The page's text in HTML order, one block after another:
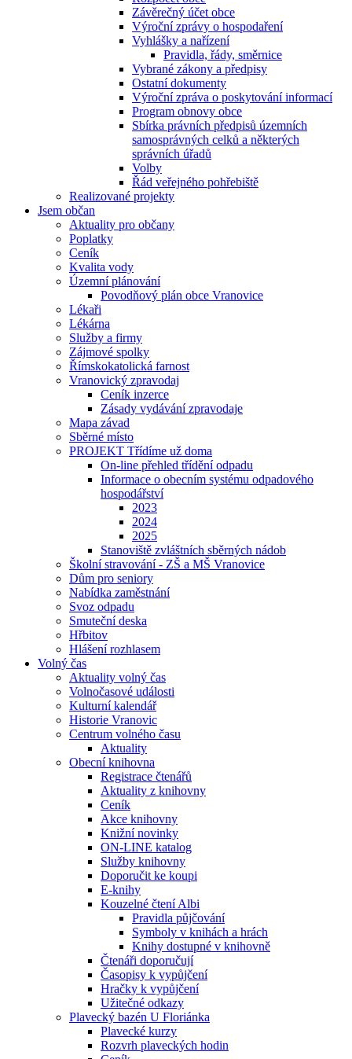
Závěrečný účet obce
Výroční zprávy o hospodaření
Vyhlášky a nařízení
Pravidla, řády, směrnice
Vybrané zákony a předpisy
Ostatní dokumenty
Výroční zpráva o poskytování informací
Program obnovy obce
Sbírka právních předpisů územních
samosprávných celků a některých
správních úřadů
Volby
Řád veřejného pohřebiště
Realizované projekty
Jsem občan
Aktuality pro občany
Poplatky
Ceník
Kvalita vody
Územní plánování
Povodňový plán obce Vranovice
Lékaři
Lékárna
Služby a firmy
Zájmové spolky
Římskokatolická farnost
Vranovický zpravodaj
Ceník inzerce
Zásady vydávání zpravodaje
Mapa závad
Sběrné místo
PROJEKT Třídíme už doma
On-line přehled třídění odpadu
Informace o obecním systému odpadového
hospodářství
2023
2024
2025
Stanoviště zvláštních sběrných nádob
Školní stravování - ZŠ a MŠ Vranovice
Dům pro seniory
Nabídka zaměstnání
Svoz odpadu
Smuteční deska
Hřbitov
Hlášení rozhlasem
Volný čas
Aktuality volný čas
Volnočasové události
Kulturní kalendář
Historie Vranovic
Centrum volného času
Aktuality
Obecní knihovna
Registrace čtenářů
Aktuality z knihovny
Ceník
Akce knihovny
Knižní novinky
ON-LINE katalog
Služby knihovny
Doporučit ke koupi
E-knihy
Kouzelné čtení Albi
Pravidla půjčování
Symboly v knihách a hrách
Knihy dostupné v knihovně
Čtenáři doporučují
Časopisy k vypůjčení
Hračky k vypůjčení
Užitečné odkazy
Plavecký bazén U Floriánka
Plavecké kurzy
Rozvrh plaveckých hodin